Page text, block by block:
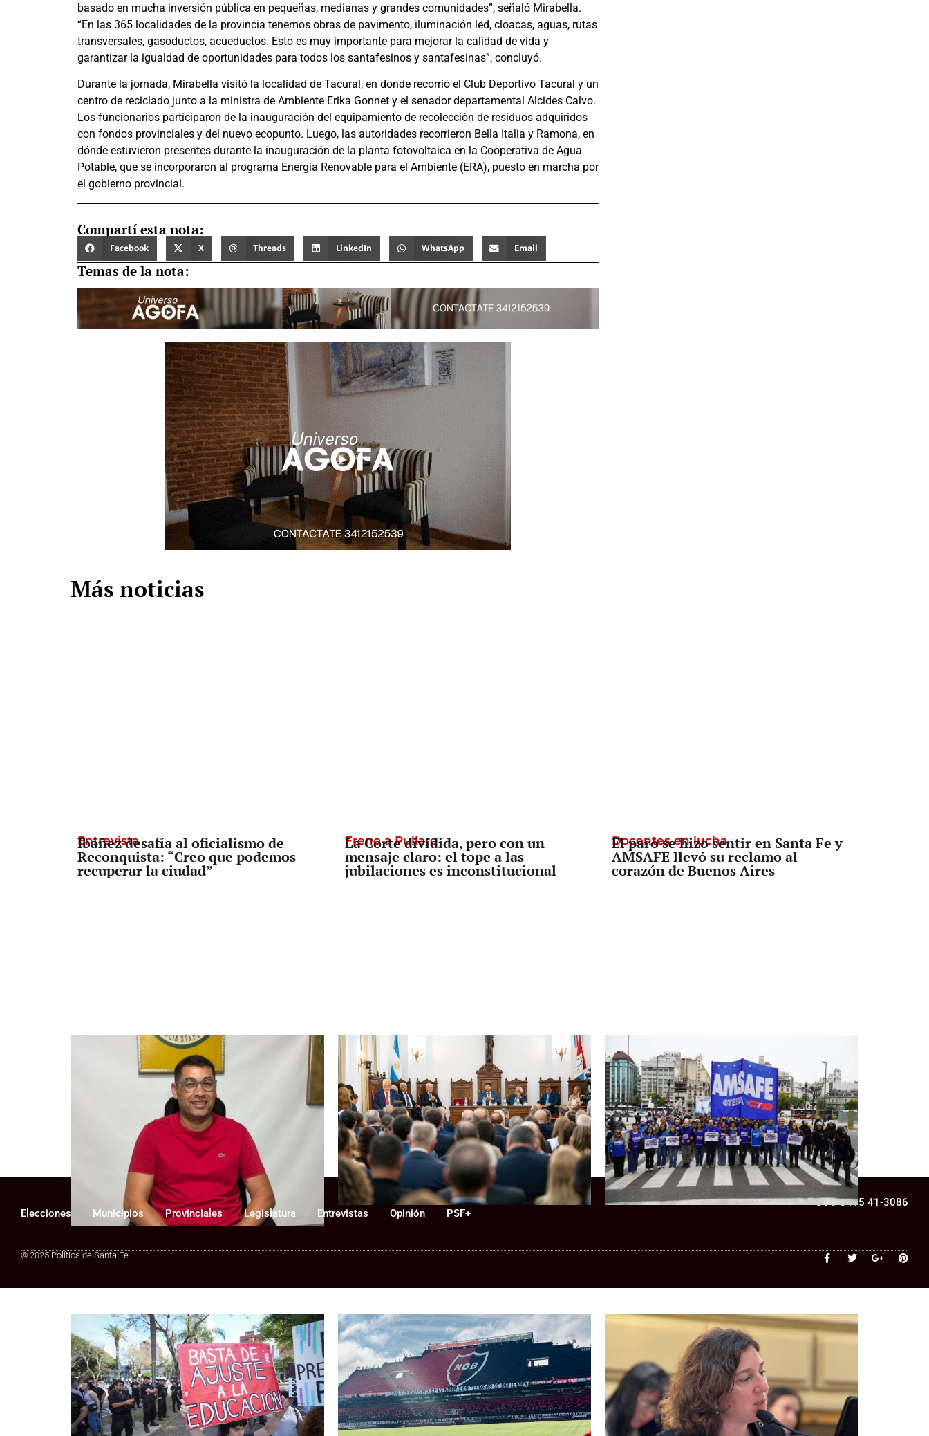
basado en mucha inversión pública en pequeñas, medianas y grandes comunidades”, señaló Mirabella.
“En las 365 localidades de la provincia tenemos obras de pavimento, iluminación led, cloacas, aguas, rutas
transversales, gasoductos, acueductos. Esto es muy importante para mejorar la calidad de vida y
garantizar la igualdad de oportunidades para todos los santafesinos y santafesinas”, concluyó.
Durante la jornada, Mirabella visitó la localidad de Tacural, en donde recorrió el Club Deportivo Tacural y un
centro de reciclado junto a la ministra de Ambiente Erika Gonnet y el senador departamental Alcides Calvo.
Los funcionarios participaron de la inauguración del equipamiento de recolección de residuos adquiridos
con fondos provinciales y del nuevo ecopunto. Luego, las autoridades recorrieron Bella Italia y Ramona, en
dónde estuvieron presentes durante la inauguración de la planta fotovoltaica en la Cooperativa de Agua
Potable, que se incorporaron al programa Energía Renovable para el Ambiente (ERA), puesto en marcha por
el gobierno provincial.
Compartí esta nota:
Facebook X Threads LinkedIn WhatsApp Email
Temas de la nota:
Más noticias
Entrevista
Ibáñez desafía al oficialismo de
Reconquista: “Creo que podemos
recuperar la ciudad”
Freno a Pullaro
La Corte dividida, pero con un
mensaje claro: el tope a las
jubilaciones es inconstitucional
Docentes en lucha
El paro se hizo sentir en Santa Fe y
AMSAFE llevó su reclamo al
corazón de Buenos Aires
Informe lapidario
El informe que complica al
Gobierno: los salarios estatales
fueron la variable de ajuste
Prevención o Censura
Tras el secuestro de una bandera en
Newell’s, la pregunta política es:
¿de qué lado está Pullaro?
Senado
La Legislatura aprobó una ley clave
para una cooperativa de Santa Fe:
¿qué cambia?
Elecciones Municipios Provinciales Legislatura Entrevistas Opinión PSF+
+54 9 3415 41-3086
© 2025 Política de Santa Fe